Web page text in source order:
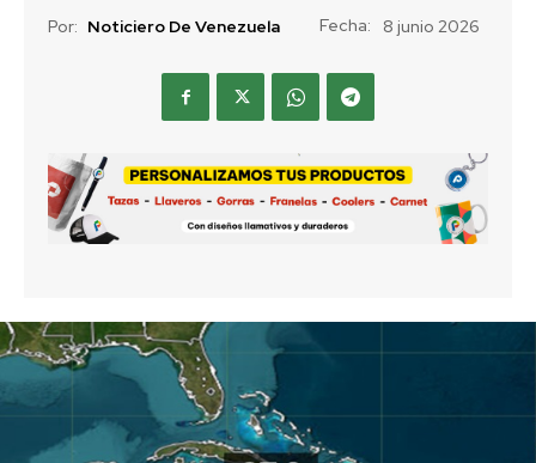
Por: Noticiero De Venezuela Fecha: 8 junio 2026